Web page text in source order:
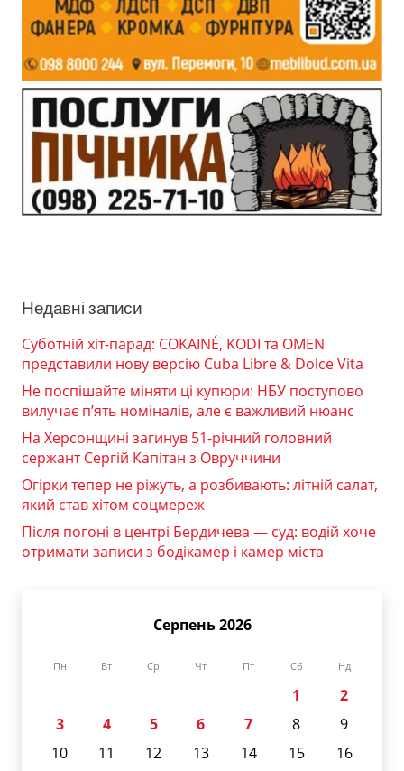
Недавні записи
Суботній хіт-парад: COKAINÉ, KODI та OMEN
представили нову версію Cuba Libre & Dolce Vita
Не поспішайте міняти ці купюри: НБУ поступово
вилучає п’ять номіналів, але є важливий нюанс
На Херсонщині загинув 51-річний головний
сержант Сергій Капітан з Овруччини
Огірки тепер не ріжуть, а розбивають: літній салат,
який став хітом соцмереж
Після погоні в центрі Бердичева — суд: водій хоче
отримати записи з бодікамер і камер міста
Серпень 2026
Пн Вт Ср Чт Пт Сб Нд
1
2
3
4 5 6 7 8
9
10
11 12 13 14 15
16